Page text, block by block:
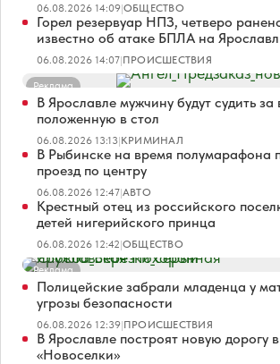
06.08.2026 14:09|ОБЩЕСТВО
Горел резервуар НПЗ, четверо
известно об атаке БПЛА на
06.08.2026 14:07|ПРОИСШЕСТВИЯ
Реклама
В Ярославле мужчину будут судить за
положенную в стол
06.08.2026 13:13|КРИМИНАЛ
В Рыбинске на время полумарафона
проезд по центру
06.08.2026 12:47|АВТО
Крестный отец из российского
детей нигерийского принца
06.08.2026 12:42|ОБЩЕСТВО
Реклама
Полицейские забрали младенца у
угрозы безопасности
06.08.2026 12:39|ПРОИСШЕСТВИЯ
В Ярославле построят новую дорогу
«Новоселки»